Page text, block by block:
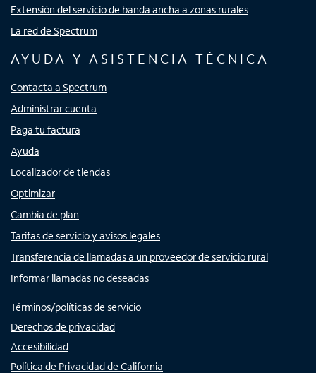
Extensión del servicio de banda ancha a zonas rurales
La red de Spectrum
AYUDA Y ASISTENCIA TÉCNICA
Contacta a Spectrum
Administrar cuenta
Paga tu factura
Ayuda
Localizador de tiendas
Optimizar
Cambia de plan
Tarifas de servicio y avisos legales
Transferencia de llamadas a un proveedor de servicio rural
Informar llamadas no deseadas
Términos/políticas de servicio
Derechos de privacidad
Accesibilidad
Política de Privacidad de California